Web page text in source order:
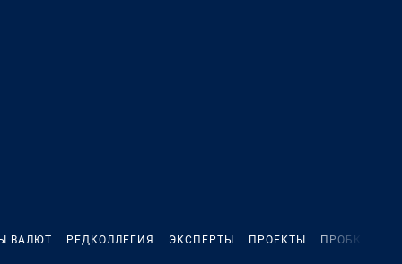
ВАЛЮТ РЕДКОЛЛЕГИЯ ЭКСПЕРТЫ ПРОЕКТЫ ПРОБКИ